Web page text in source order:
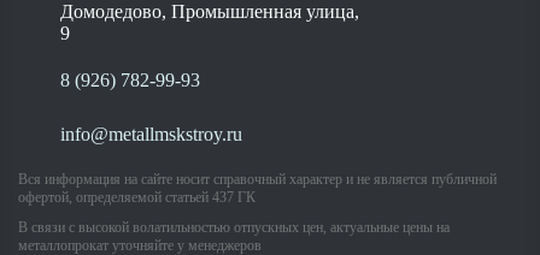
Домодедово, Промышленная улица,
9
8 (926) 782-99-93
info@metallmskstroy.ru
Вся информация на сайте носит справочный характер и не является публичной
офертой, определяемой статьей 437 ГК
В связи с высокой волатильностью отпускных цен, актуальные цены на
металлопрокат уточняйте у менеджеров